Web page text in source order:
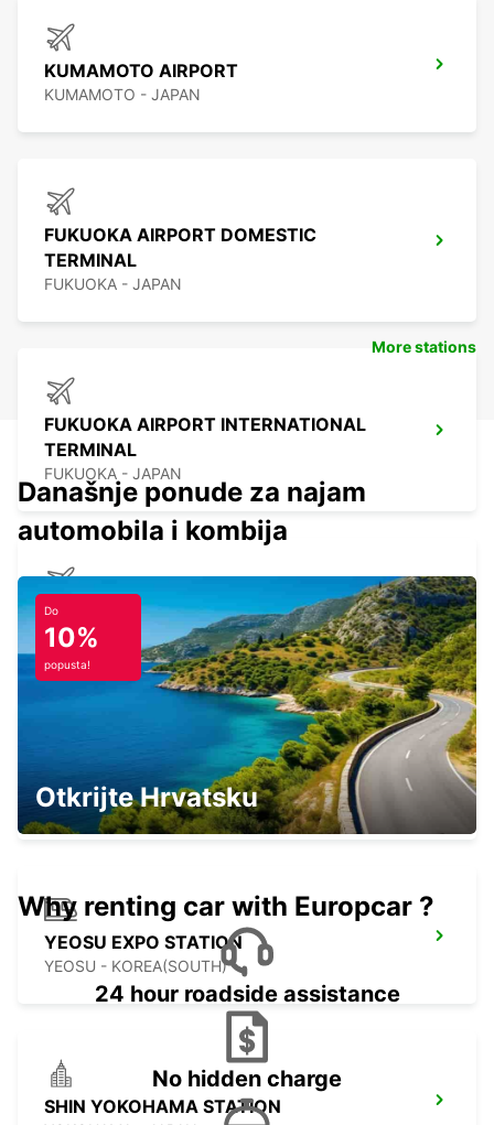
KUMAMOTO AIRPORT
KUMAMOTO - JAPAN
FUKUOKA AIRPORT DOMESTIC
TERMINAL
FUKUOKA - JAPAN
FUKUOKA AIRPORT INTERNATIONAL
TERMINAL
FUKUOKA - JAPAN
KAGOSHIMA AIRPORT
KIRISHIMA - JAPAN
NAGASAKI AIRPORT
OMURA - JAPAN
YEOSU EXPO STATION
YEOSU - KOREA(SOUTH)
SHIN YOKOHAMA STATION
More stations
Današnje ponude za najam
automobila i kombija
Do
10%
popusta!
Otkrijte Hrvatsku
Why renting car with Europcar ?
24 hour roadside assistance
No hidden charge